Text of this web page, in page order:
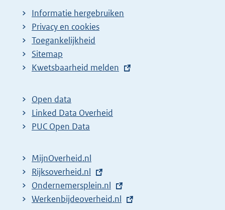
Informatie hergebruiken
Privacy en cookies
Toegankelijkheid
Sitemap
E
t
e
r
l
i
n
k
Kwetsbaarheid melden
Open data
Linked Data Overheid
PUC Open Data
MijnOverheid.nl
E
x
t
Rijksoverheid.nl
E
x
Ondernemersplein.nl
E
Werkenbijdeoverheid.nl